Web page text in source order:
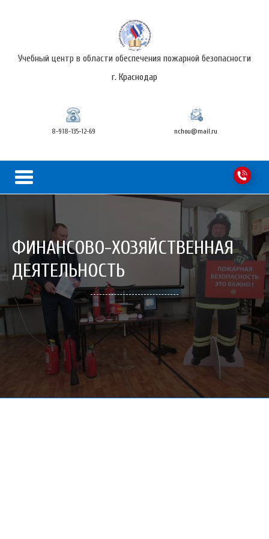
Учебный центр в области обеспечения пожарной безопасности
г. Краснодар
8-918-135-12-69 nchou@mail.ru
ФИНАНСОВО-ХОЗЯЙСТВЕННАЯ
ДЕЯТЕЛЬНОСТЬ